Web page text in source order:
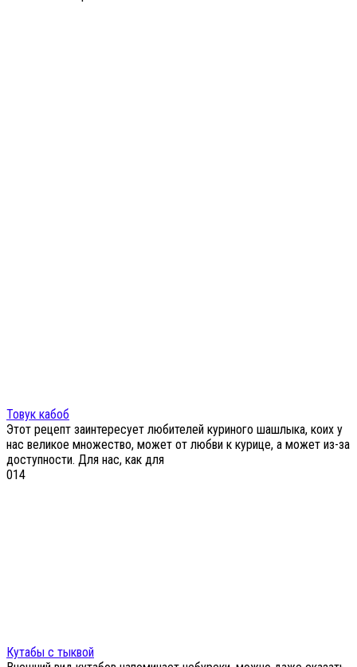
Товук кабоб
Этот рецепт заинтересует любителей куриного шашлыка, коих у
нас великое множество, может от любви к курице, а может из-за
доступности. Для нас, как для
014
Кутабы с тыквой